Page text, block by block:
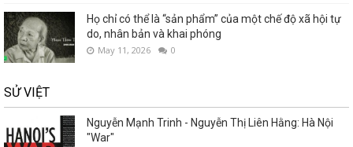
Họ chỉ có thể là “sản phẩm” của một chế độ xã hội tự
do, nhân bản và khai phóng
May 11, 2026 0
SỬ VIỆT
Nguyễn Mạnh Trinh - Nguyễn Thị Liên Hằng: Hà Nội
"War"